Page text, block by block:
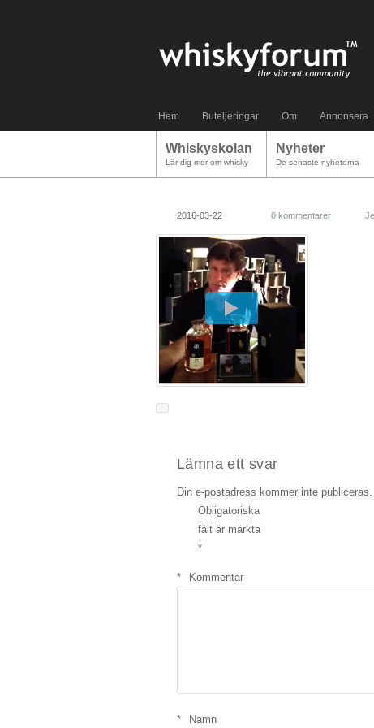
Hem Buteljeringar Om Annonsera
Whiskyskolan
Lär dig mer om whisky
Nyheter
De senaste nyheterna
2016-03-22 0 kommentarer
Lämna ett svar
Din e-postadress kommer inte publiceras.
Obligatoriska
fält är märkta
*
Kommentar
*
Namn
*